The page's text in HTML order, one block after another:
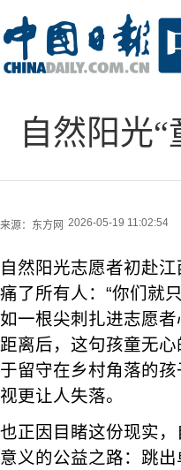
自然阳光
来源： 东方网 2026-05-19 11:02:54
自然阳光志愿者初赴
痛了所有人：“你们就
如一根尖刺扎进志愿
距离后，这句孩童无
于留守在乡村角落的
视更让人失落。
也正因目睹这份现实
意义的公益之路：跳